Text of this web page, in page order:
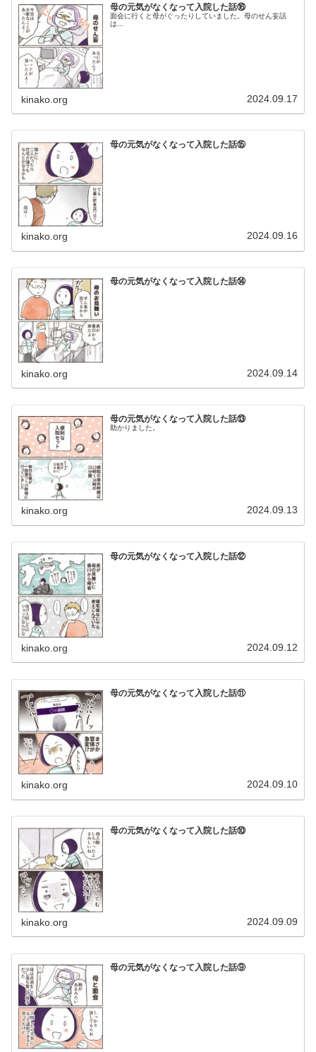
母の元気がなくなって入院した話⑯
面会に行くと母がぐったりしていました。母のせん妄話
は...
kinako.org 2024.09.17
母の元気がなくなって入院した話⑮
kinako.org 2024.09.16
母の元気がなくなって入院した話⑭
kinako.org 2024.09.14
母の元気がなくなって入院した話⑬
助かりました。
kinako.org 2024.09.13
母の元気がなくなって入院した話⑫
kinako.org 2024.09.12
母の元気がなくなって入院した話⑪
kinako.org 2024.09.10
母の元気がなくなって入院した話⑩
kinako.org 2024.09.09
母の元気がなくなって入院した話⑨